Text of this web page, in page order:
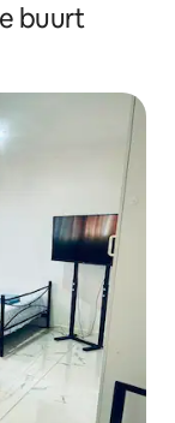
buurt